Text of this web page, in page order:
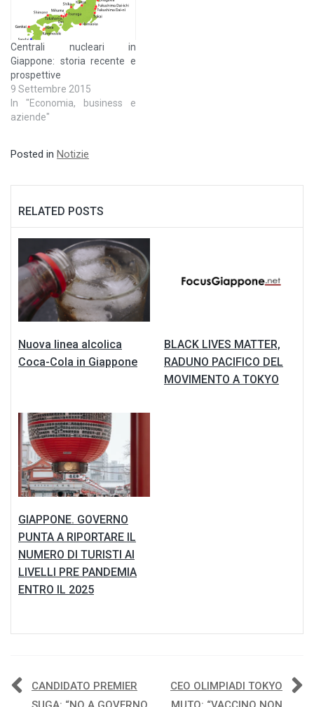
Centrali nucleari in
Giappone: storia recente e
prospettive
9 Settembre 2015
In "Economia, business e
aziende"
Posted in Notizie
RELATED POSTS
Nuova linea alcolica
Coca-Cola in Giappone
BLACK LIVES MATTER,
RADUNO PACIFICO DEL
MOVIMENTO A TOKYO
GIAPPONE. GOVERNO
PUNTA A RIPORTARE IL
NUMERO DI TURISTI AI
LIVELLI PRE PANDEMIA
ENTRO IL 2025
Navigazione
CANDIDATO PREMIER
CEO OLIMPIADI TOKYO